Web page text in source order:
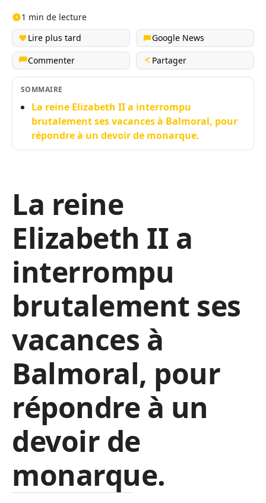
1 min de lecture
Lire plus tard
Google News
Commenter
Partager
SOMMAIRE
La reine Elizabeth II a interrompu
brutalement ses vacances à Balmoral, pour
répondre à un devoir de monarque.
La reine
Elizabeth II a
interrompu
brutalement ses
vacances à
Balmoral, pour
répondre à un
devoir de
monarque.